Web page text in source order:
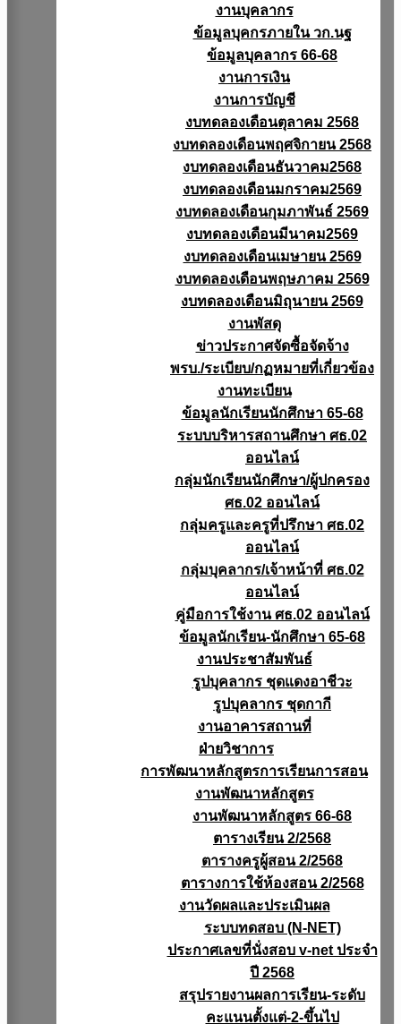
งานบุคลากร
ข้อมูลบุคกรภายใน วก.นฐ
ข้อมูลบุคลากร 66-68
งานการเงิน
งานการบัญชี
งบทดลองเดือนตุลาคม 2568
งบทดลองเดือนพฤศจิกายน 2568
งบทดลองเดือนธันวาคม2568
งบทดลองเดือนมกราคม2569
งบทดลองเดือนกุมภาพันธ์ 2569
งบทดลองเดือนมีนาคม2569
งบทดลองเดือนเมษายน 2569
งบทดลองเดือนพฤษภาคม 2569
งบทดลองเดือนมิถุนายน 2569
งานพัสดุ
ข่าวประกาศจัดซื้อจัดจ้าง
พรบ./ระเบียบ/กฏหมายที่เกี่ยวข้อง
งานทะเบียน
ข้อมูลนักเรียนนักศึกษา 65-68
ระบบบริหารสถานศึกษา ศธ.02
ออนไลน์
กลุ่มนักเรียนนักศึกษา/ผู้ปกครอง
ศธ.02 ออนไลน์
กลุ่มครูและครูที่ปรึกษา ศธ.02
ออนไลน์
กลุ่มบุคลากร/เจ้าหน้าที่ ศธ.02
ออนไลน์
คู่มือการใช้งาน ศธ.02 ออนไลน์
ข้อมูลนักเรียน-นักศึกษา 65-68
งานประชาสัมพันธ์
รูปบุคลากร ชุดแดงอาชีวะ
รูปบุคลากร ชุดกากี
งานอาคารสถานที่
ฝ่ายวิชาการ
การพัฒนาหลักสูตรการเรียนการสอน
งานพัฒนาหลักสูตร
งานพัฒนาหลักสูตร 66-68
ตารางเรียน 2/2568
ตารางครูผู้สอน 2/2568
ตารางการใช้ห้องสอน 2/2568
งานวัดผลเเละประเมินผล
ระบบทดสอบ (N-NET)
ประกาศเลขที่นั่งสอบ v-net ประจำ
ปี 2568
สรุปรายงานผลการเรียน-ระดับ
คะแนนตั้งแต่-2-ขึ้นไป